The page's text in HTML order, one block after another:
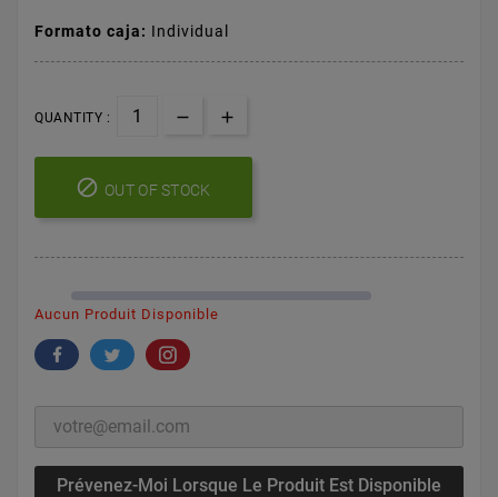
Formato caja: Individual
QUANTITY :
 OUT OF STOCK
Aucun Produit Disponible
Prévenez-Moi Lorsque Le Produit Est Disponible